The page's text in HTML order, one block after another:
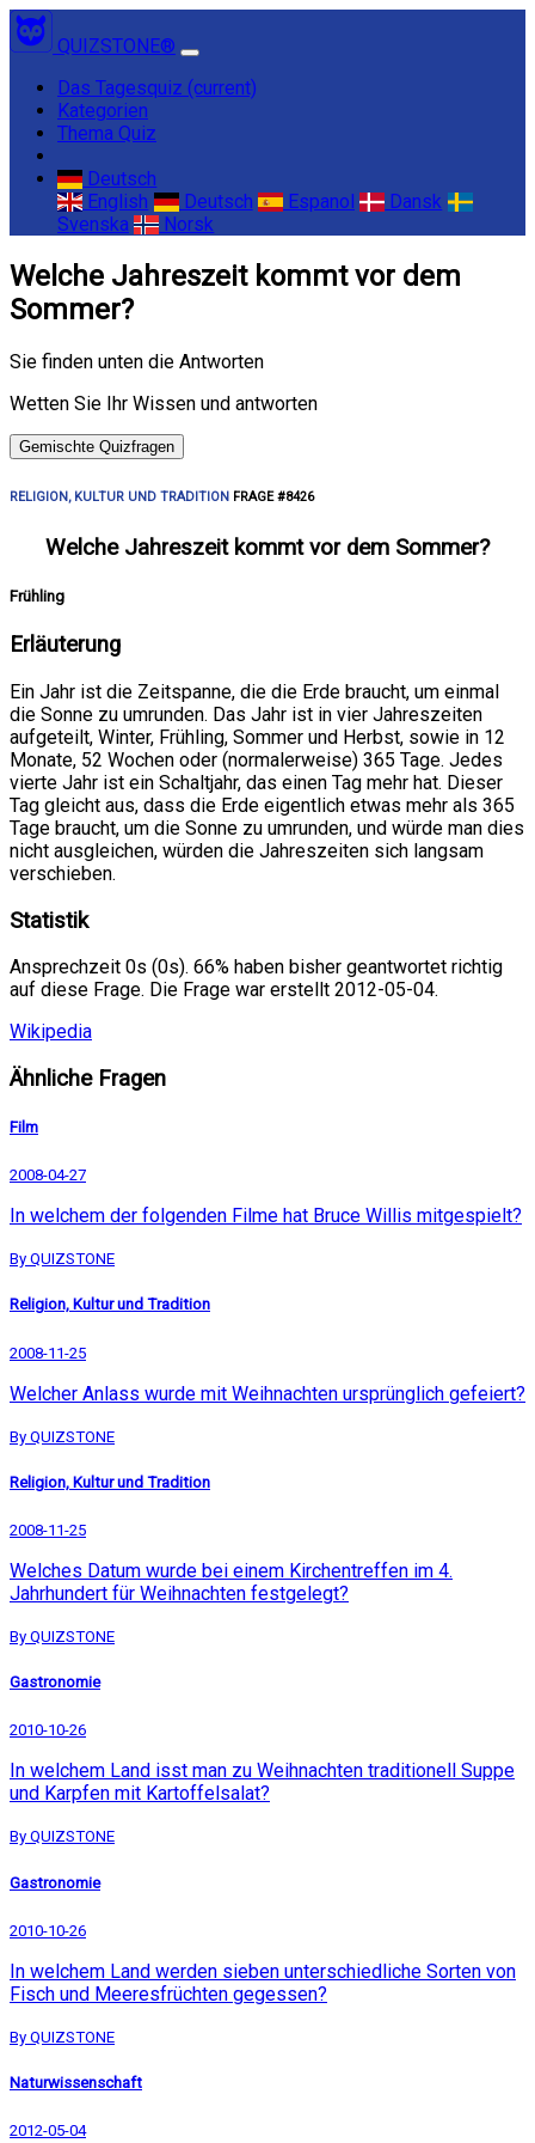
QUIZSTONE®
Das Tagesquiz (current)
Kategorien
Thema Quiz
Deutsch
English
Deutsch Espanol
Dansk
Svenska
Norsk
Welche Jahreszeit kommt vor dem
Sommer?
Sie finden unten die Antworten
Wetten Sie Ihr Wissen und antworten
Gemischte Quizfragen
RELIGION, KULTUR UND TRADITION FRAGE #8426
Welche Jahreszeit kommt vor dem Sommer?
Frühling
Erläuterung
Ein Jahr ist die Zeitspanne, die die Erde braucht, um einmal
die Sonne zu umrunden. Das Jahr ist in vier Jahreszeiten
aufgeteilt, Winter, Frühling, Sommer und Herbst, sowie in 12
Monate, 52 Wochen oder (normalerweise) 365 Tage. Jedes
vierte Jahr ist ein Schaltjahr, das einen Tag mehr hat. Dieser
Tag gleicht aus, dass die Erde eigentlich etwas mehr als 365
Tage braucht, um die Sonne zu umrunden, und würde man dies
nicht ausgleichen, würden die Jahreszeiten sich langsam
verschieben.
Statistik
Ansprechzeit 0s (0s). 66% haben bisher geantwortet richtig
auf diese Frage. Die Frage war erstellt 2012-05-04.
Wikipedia
Ähnliche Fragen
Film
2008-04-27
In welchem der folgenden Filme hat Bruce Willis mitgespielt?
By QUIZSTONE
Religion, Kultur und Tradition
2008-11-25
Welcher Anlass wurde mit Weihnachten ursprünglich gefeiert?
By QUIZSTONE
Religion, Kultur und Tradition
2008-11-25
Welches Datum wurde bei einem Kirchentreffen im 4.
Jahrhundert für Weihnachten festgelegt?
By QUIZSTONE
Gastronomie
2010-10-26
In welchem Land isst man zu Weihnachten traditionell Suppe
und Karpfen mit Kartoffelsalat?
By QUIZSTONE
Gastronomie
2010-10-26
In welchem Land werden sieben unterschiedliche Sorten von
Fisch und Meeresfrüchten gegessen?
By QUIZSTONE
Naturwissenschaft
2012-05-04